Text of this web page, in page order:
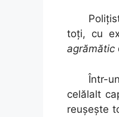
toţi, cu
agrămătic
Într-
celălalt
reuşeşte